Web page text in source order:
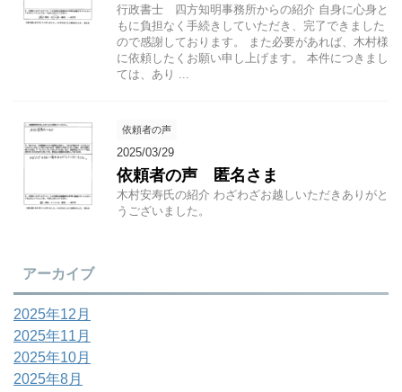
行政書士 四方知明事務所からの紹介 自身に心身と
もに負担なく手続きしていただき、完了できました
ので感謝しております。 また必要があれば、木村様
に依頼したくお願い申し上げます。 本件につきまし
ては、あり ...
依頼者の声
2025/03/29
依頼者の声 匿名さま
木村安寿氏の紹介 わざわざお越しいただきありがと
うございました。
アーカイブ
2025年12月
2025年11月
2025年10月
2025年8月